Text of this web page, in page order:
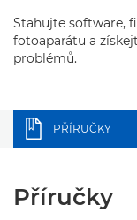
Stahujte software,
fotoaparátu a
problémů.
PŘÍRUČKY
Příručky